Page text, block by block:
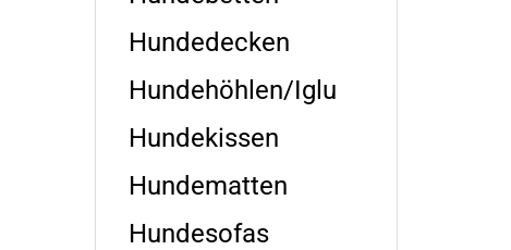
Hundedecken
Hundehöhlen/Iglu
Hundekissen
Hundematten
Hundesofas